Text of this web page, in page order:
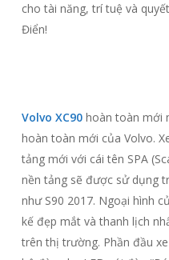
cho tài năng, trí tuệ và
Điển!
Volvo XC90hoàn toàn mới
hoàn toàn mới của Volvo.
tảng mới với cái tên SPA
nền tảng sẽ được sử dụng
như S90 2017. Ngoại hình
kế đẹp mắt và thanh lịch
trên thị trường. Phần đầu